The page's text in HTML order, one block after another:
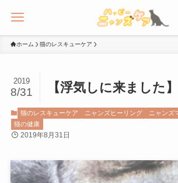
ホーム 猫のレスキューケア
【浮気しに来ました】
2019
8/31
猫のレスキューケア ニャンズヒーリング ニャンズ
猫の健康
2019年8月31日